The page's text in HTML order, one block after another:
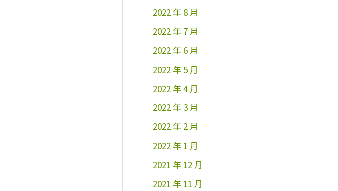
2022 年 8 月
2022 年 7 月
2022 年 6 月
2022 年 5 月
2022 年 4 月
2022 年 3 月
2022 年 2 月
2022 年 1 月
2021 年 12 月
2021 年 11 月